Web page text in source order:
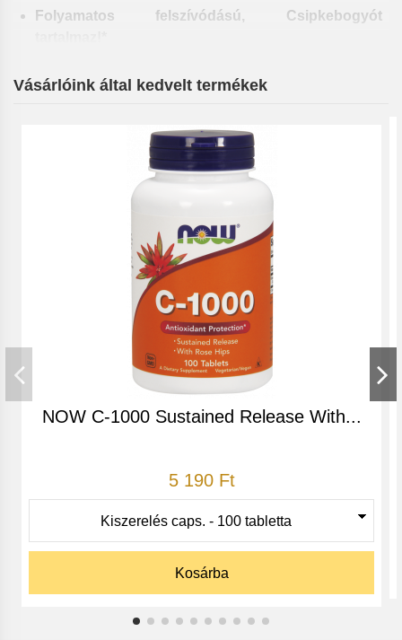
Folyamatos felszívódású, Csipkebogyót
Erősíti a vérereket.*
Megkönnyíti a vas felszívódását.*
Gyorsítja a műtét utáni gyógyulást.*
1000 mg C-vitamin, bioflavonoiddal és rutinnal
A C-vitamin vízben oldódó, nagyhatású
A bioflavonidok és a rutin erős atioxidáns
vitamin felszívódását és megkötését az emberi
Vásárlóink által kedvelt termékek
NOW C-1000 Sustained Release With...
5 190 Ft
Kosárba